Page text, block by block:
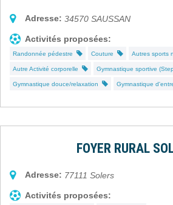
Adresse: 34570 SAUSSAN
Activités proposées:
Randonnée pédestre Couture Autres sports
Autre Activité corporelle Gymnastique sportive
Gymnastique douce/relaxation Gymnastique
FOYER RURAL
Adresse: 77111 Solers
Activités proposées: